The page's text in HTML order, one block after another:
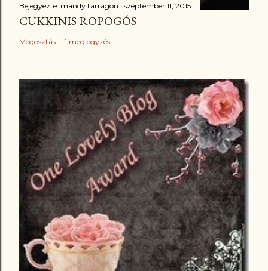
Bejegyezte: mandy tarragon szeptember 11, 2015
CUKKINIS ROPOGÓS
Megosztás 1 megjegyzés